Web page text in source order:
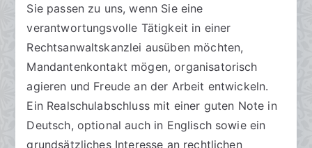
Sie passen zu uns, wenn Sie eine
verantwortungsvolle Tätigkeit in einer
Rechtsanwaltskanzlei ausüben möchten,
Mandantenkontakt mögen, organisatorisch
agieren und Freude an der Arbeit entwickeln.
Ein Realschulabschluss mit einer guten Note in
Deutsch, optional auch in Englisch sowie ein
grundsätzliches Interesse an rechtlichen